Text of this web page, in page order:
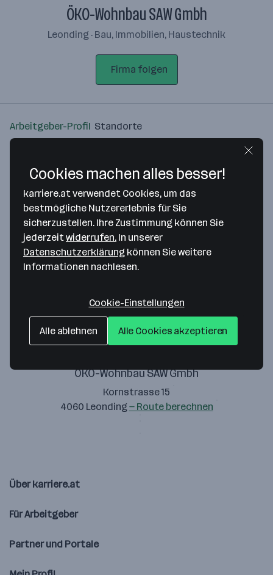
ÖKO-Wohnbau SAW Gmbh
Leonding · Bau, Immobilien, Haustechnik
Firma folgen
Arbeitgeber-Profil Standorte
Bitte stimme unseren Cookie-
Richtlinien zu, um diese Karte
anzuzeigen.
ÖKO-Wohnbau SAW Gmbh
Kornstrasse 15
4060 Leonding — Route berechnen
Über karriere.at
Für Arbeitgeber
Partner und Portale
Cookies machen alles besser!
karriere.at verwendet Cookies, um das
bestmögliche Nutzererlebnis für Sie
sicherzustellen. Ihre Zustimmung können Sie
jederzeitwiderrufen. In unserer
Datenschutzerklärung können Sie weitere
Informationen nachlesen.
Cookie-Einstellungen
Alle ablehnen Alle Cookies akzeptieren